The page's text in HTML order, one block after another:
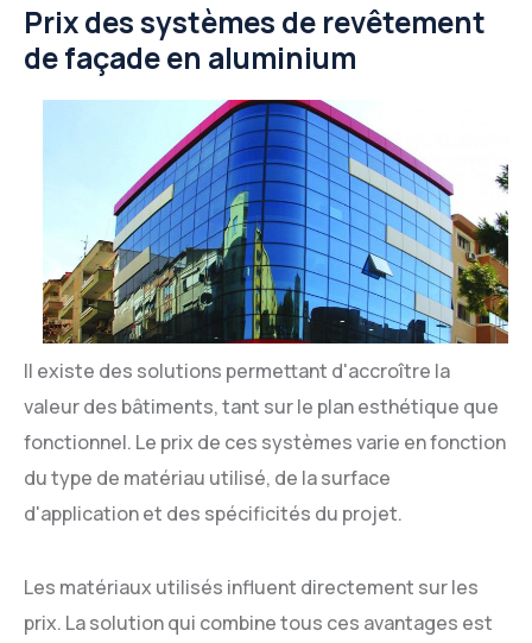
Prix des systèmes de revêtement
de façade en aluminium
Il existe des solutions permettant d'accroître la
valeur des bâtiments, tant sur le plan esthétique que
fonctionnel. Le prix de ces systèmes varie en fonction
du type de matériau utilisé, de la surface
d'application et des spécificités du projet.
Les matériaux utilisés influent directement sur les
prix. La solution qui combine tous ces avantages est